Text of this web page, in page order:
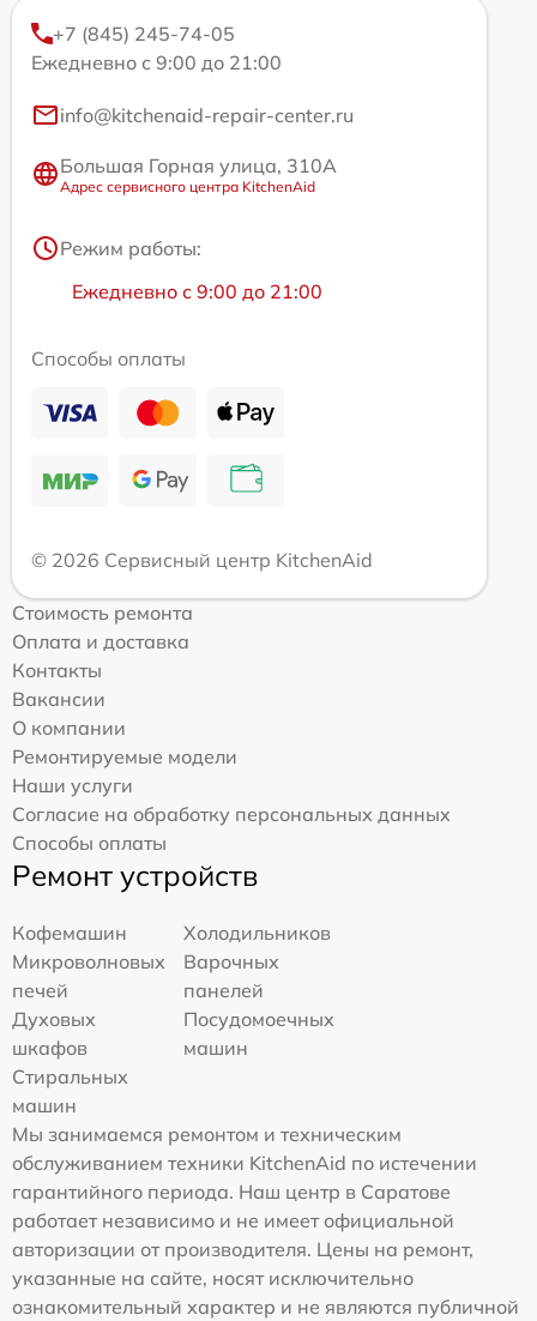
+7 (845) 245-74-05
Ежедневно с 9:00 до 21:00
info@kitchenaid-repair-center.ru
Большая Горная улица, 310А
Адрес сервисного центра KitchenAid
Режим работы:
Ежедневно с 9:00 до 21:00
Способы оплаты
© 2026 Сервисный центр KitchenAid
Стоимость ремонта
Оплата и доставка
Контакты
Вакансии
О компании
Ремонтируемые модели
Наши услуги
Согласие на обработку персональных данных
Способы оплаты
Ремонт устройств
Кофемашин
Холодильников
Микроволновых
печей
Варочных
панелей
Духовых
шкафов
Посудомоечных
машин
Стиральных
машин
Мы занимаемся ремонтом и техническим
обслуживанием техники KitchenAid по истечении
гарантийного периода. Наш центр в Саратове
работает независимо и не имеет официальной
авторизации от производителя. Цены на ремонт,
указанные на сайте, носят исключительно
ознакомительный характер и не являются публичной